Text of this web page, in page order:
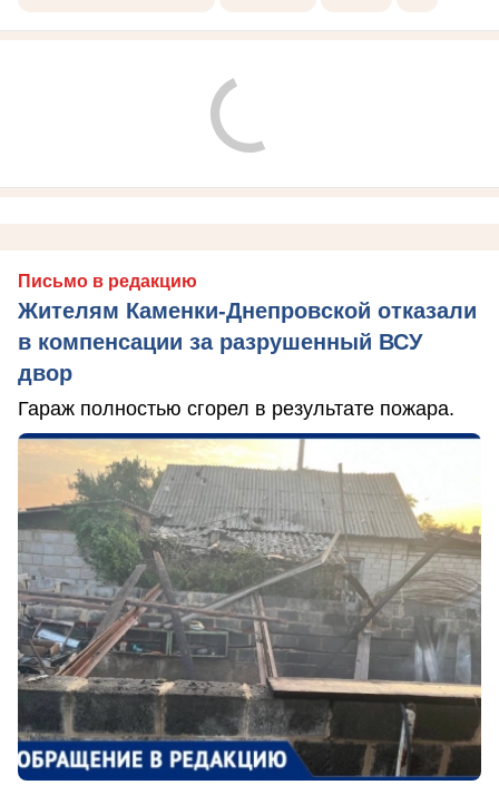
Письмо в редакцию
Жителям Каменки-Днепровской отказали
в компенсации за разрушенный ВСУ
двор
Гараж полностью сгорел в результате пожара.